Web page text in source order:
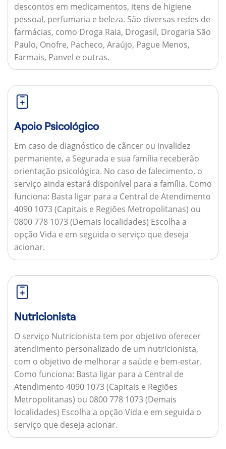
descontos em medicamentos, itens de higiene
pessoal, perfumaria e beleza. São diversas redes de
farmácias, como Droga Raia, Drogasil, Drogaria São
Paulo, Onofre, Pacheco, Araújo, Pague Menos,
Farmais, Panvel e outras.
Apoio Psicológico
Em caso de diagnóstico de câncer ou invalidez
permanente, a Segurada e sua família receberão
orientação psicológica. No caso de falecimento, o
serviço ainda estará disponível para a família. Como
funciona: Basta ligar para a Central de Atendimento
4090 1073 (Capitais e Regiões Metropolitanas) ou
0800 778 1073 (Demais localidades) Escolha a
opção Vida e em seguida o serviço que deseja
acionar.
Nutricionista
O serviço Nutricionista tem por objetivo oferecer
atendimento personalizado de um nutricionista,
com o objetivo de melhorar a saúde e bem-estar.
Como funciona: Basta ligar para a Central de
Atendimento 4090 1073 (Capitais e Regiões
Metropolitanas) ou 0800 778 1073 (Demais
localidades) Escolha a opção Vida e em seguida o
serviço que deseja acionar.